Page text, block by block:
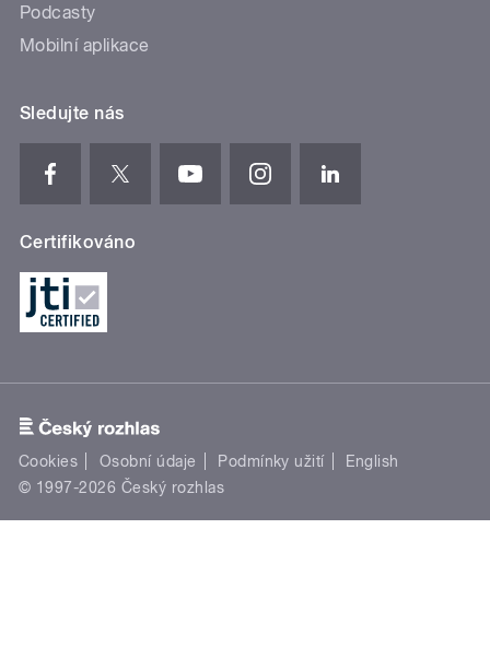
Podcasty
Mobilní aplikace
Sledujte nás
Certifikováno
Cookies Osobní údaje Podmínky užití
English
© 1997-2026 Český rozhlas